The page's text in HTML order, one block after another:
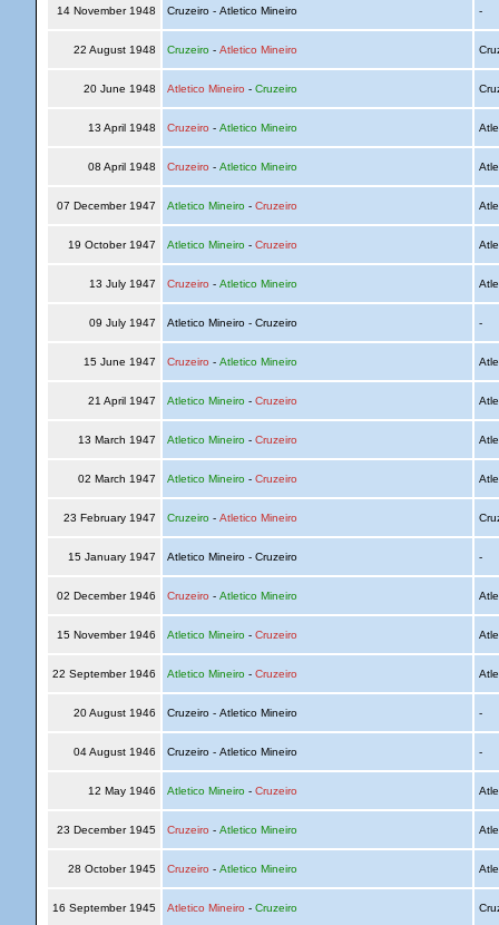
14 November 1948 Cruzeiro - Atletico Mineiro -
22 August 1948 Cruzeiro- Atletico Mineiro
20 June 1948 Atletico Mineiro - Cruzeiro
13 April 1948 Cruzeiro - Atletico Mineiro
08 April 1948 Cruzeiro - Atletico Mineiro
07 December 1947 Atletico Mineiro- Cruzeiro
19 October 1947 Atletico Mineiro- Cruzeiro
13 July 1947 Cruzeiro - Atletico Mineiro
09 July 1947 Atletico Mineiro - Cruzeiro -
15 June 1947 Cruzeiro - Atletico Mineiro
21 April 1947 Atletico Mineiro- Cruzeiro
13 March 1947 Atletico Mineiro- Cruzeiro
02 March 1947 Atletico Mineiro- Cruzeiro
23 February 1947 Cruzeiro- Atletico Mineiro
15 January 1947 Atletico Mineiro - Cruzeiro -
02 December 1946 Cruzeiro - Atletico Mineiro
15 November 1946 Atletico Mineiro- Cruzeiro
22 September 1946 Atletico Mineiro- Cruzeiro
20 August 1946 Cruzeiro - Atletico Mineiro -
04 August 1946 Cruzeiro - Atletico Mineiro -
12 May 1946 Atletico Mineiro- Cruzeiro
23 December 1945 Cruzeiro - Atletico Mineiro
28 October 1945 Cruzeiro - Atletico Mineiro
16 September 1945 Atletico Mineiro - Cruzeiro